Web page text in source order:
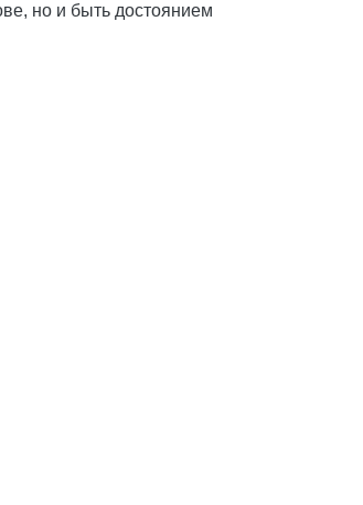
но и быть достоянием